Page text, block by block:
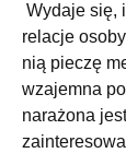
Wydaje się,
relacje
nią pieczę
wzajemna
narażona